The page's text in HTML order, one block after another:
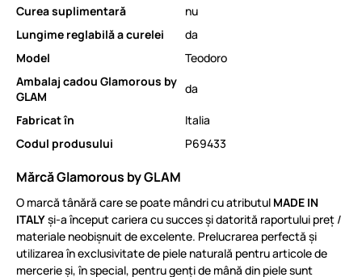
Curea suplimentară
nu
Lungime reglabilă a curelei
da
Model
Teodoro
Ambalaj cadou Glamorous by
GLAM
da
Fabricat în
Italia
Codul produsului
P69433
Mărcă Glamorous by GLAM
O marcă tânără care se poate mândri cu atributul MADE IN
ITALYși-a început cariera cu succes și datorită raportului preț /
materiale neobișnuit de excelente. Prelucrarea perfectă și
utilizarea în exclusivitate de piele naturală pentru articole de
mercerie și, în special, pentru genți de mână din piele sunt